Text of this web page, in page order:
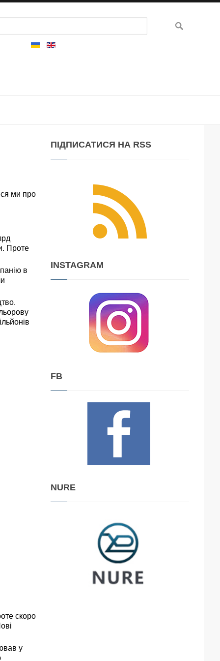
ми про
Проте
в
скоро
у
ПІДПИСАТИСЯ НА RSS
INSTAGRAM
FB
NURE